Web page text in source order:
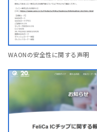
WAONの安全性に関する声明